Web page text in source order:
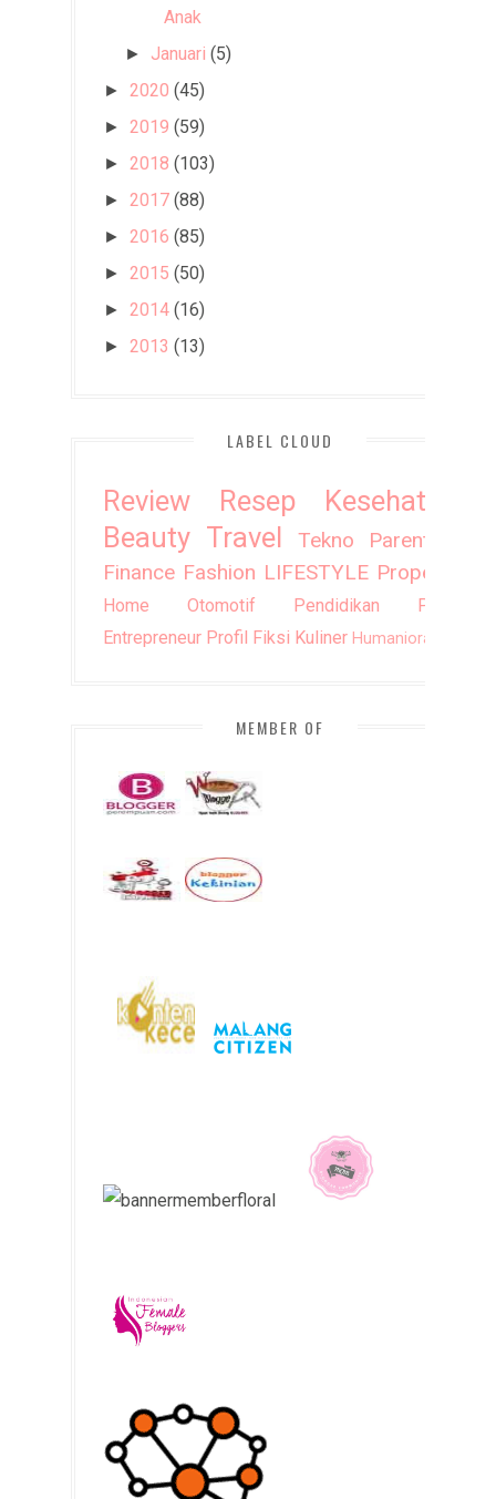
Anak
► Januari (5)
► 2020 (45)
► 2019 (59)
► 2018 (103)
► 2017 (88)
► 2016 (85)
► 2015 (50)
► 2014 (16)
► 2013 (13)
LABEL CLOUD
Review Resep
Kesehatan
Beauty Travel Tekno
Parenting
Finance Fashion LIFESTYLE Property
Home Otomotif Pendidikan
Puisi
Entrepreneur Profil Fiksi Kuliner Humaniora
MEMBER OF